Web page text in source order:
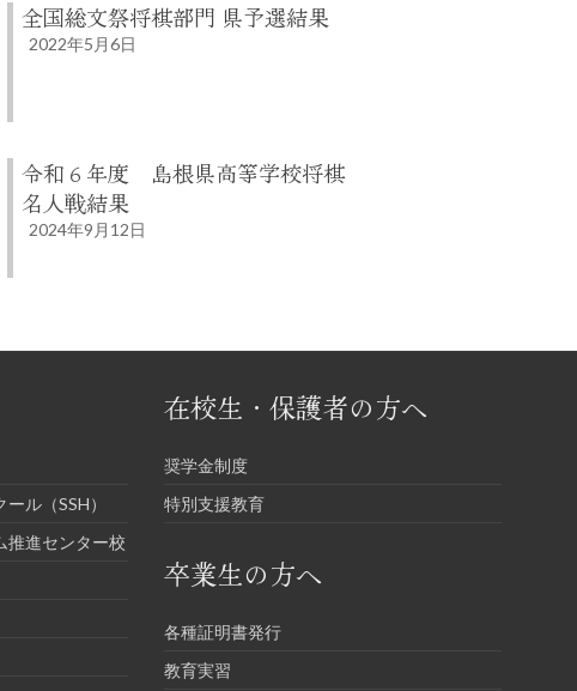
全国総文祭将棋部門 県予選結果
2022年5月6日
令和６年度 島根県高等学校将棋
名人戦結果
2024年9月12日
ル（SSH）
推進センター校
在校生・保護者の方へ
奨学金制度
特別支援教育
卒業生の方へ
各種証明書発行
教育実習